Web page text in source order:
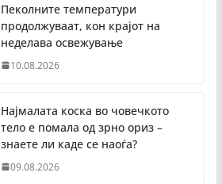
Пеколните температури
продолжуваат, кон крајот на
неделава освежување
10.08.2026
Најмалата коска во човечкото
тело е помала од зрно ориз –
знаете ли каде се наоѓа?
09.08.2026